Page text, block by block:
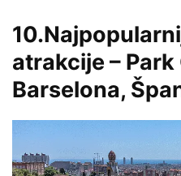
atrakcije – Park
Barselona,